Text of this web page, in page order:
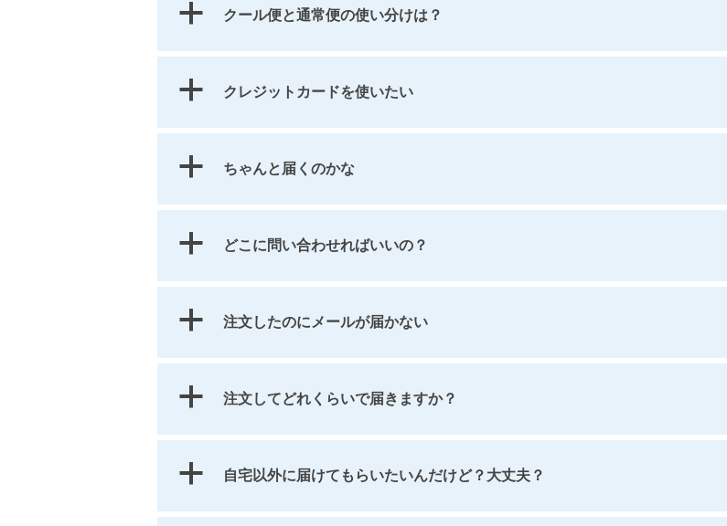
a クール便と通常便の使い分けは？
a クレジットカードを使いたい
a ちゃんと届くのかな
a どこに問い合わせればいいの？
a 注文したのにメールが届かない
a 注文してどれくらいで届きますか？
a 自宅以外に届けてもらいたいんだけど？大丈夫？